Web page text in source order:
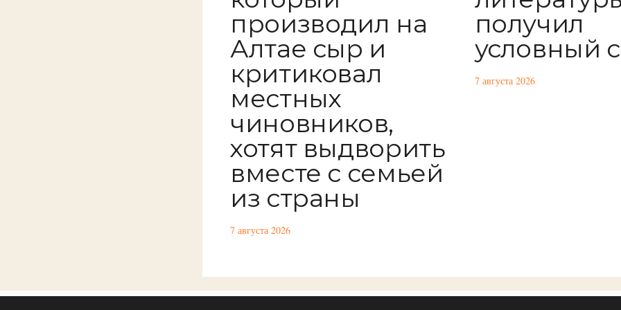
производил на
Алтае сыр и
критиковал
местных
чиновников,
хотят выдворить
вместе с семьей
из страны
7 августа 2026
получил
условный
7 августа 2026